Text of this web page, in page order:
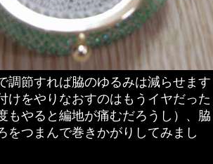
節すれば脇のゆるみは減らせます
けをやりなおすのはもうイヤだった
もやると編地が痛むだろうし）、脇
をつまんで巻きかがりしてみまし